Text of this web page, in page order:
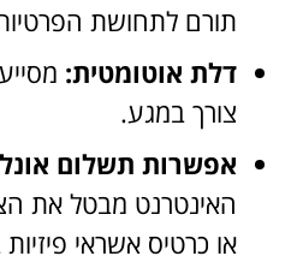
תורם לתחושת
דלת אוטומטית:
צורך במגע.
אפשרות תשלום
האינטרנט מבטל את
או כרטיס אשראי